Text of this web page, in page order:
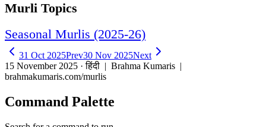
Murli Topics
Seasonal Murlis (2025-26)
31 Oct 2025Prev30 Nov 2025Next
15 November 2025 · हिंदी | Brahma Kumaris |
brahmakumaris.com/murlis
Command Palette